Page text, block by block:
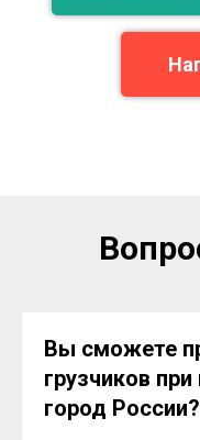
Вы сможете
грузчиков
город России?